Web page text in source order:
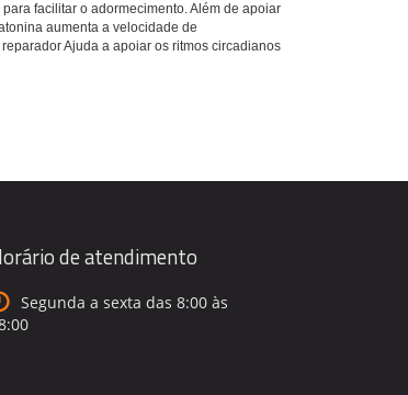
facilitar o adormecimento. Além de apoiar
aumenta a velocidade de
Ajuda a apoiar os ritmos circadianos
de atendimento
Segunda a sexta das 8:00 às